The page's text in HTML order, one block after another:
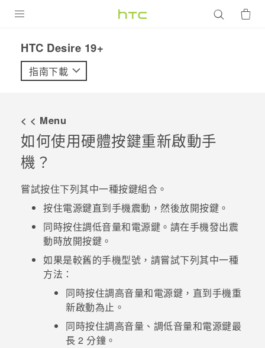
VIVE
配件
VIVERSE
優惠專區
焦點訊息
校園專案
企業採購
銷售門市
銷售通路
支援服務
VIVELAND
‎HTC Desire 19+‎‎
指南下載
< < Menu
如何使用硬體按鍵重新啟動手
機？
嘗試按住下列其中一種按鍵組合。
按住電源鍵直到手機震動，然後放開按鍵。
同時按住調低音量和電源鍵。請在手機發出震
動時放開按鍵。
如果是較舊的手機型號，請嘗試下列其中一種
方法：
同時按住調高音量和電源鍵，直到手機重
新啟動為止。
同時按住調高音量 、 調低音量和電源鍵最
長 2 分鐘。